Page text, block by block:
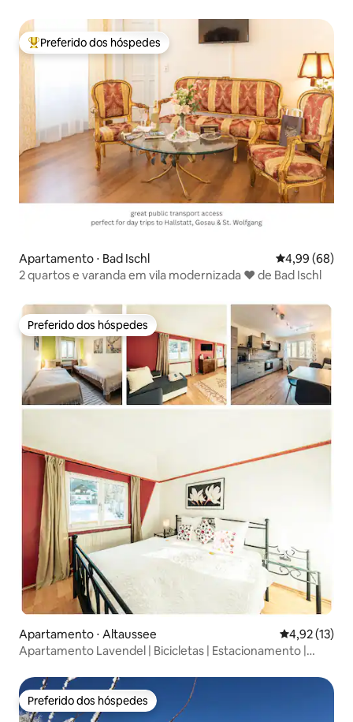
Entre os melhores preferidos dos hóspedes
Preferido dos hóspedes
Apartamento ⋅ Bad Ischl 4,99 de uma
4,99 (68)
2 quartos e varanda em vila modernizada ♥ de Bad Ischl
Preferido dos hóspedes
Preferido dos hóspedes
Apartamento ⋅ Altaussee 4,92 de uma
4,92 (13)
Apartamento Lavendel | Bicicletas | Estacionamento |
Preferido dos hóspedes
Preferido dos hóspedes